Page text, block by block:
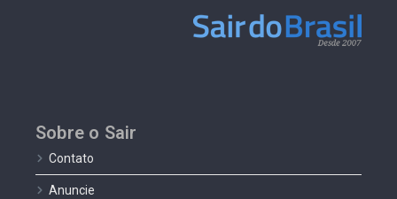
Sobre o Sair
Contato
Anuncie